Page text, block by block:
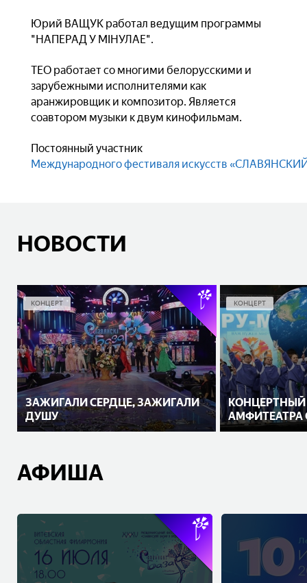
Юрий ВАЩУК работал ведущим программы
"НАПЕРАД У МІНУЛАЕ".
ТЕО работает со многими белорусскими и
зарубежными исполнителями как
аранжировщик и композитор. Является
соавтором музыки к двум кинофильмам.
Постоянный участник
Международного фестиваля искусств
НОВОСТИ
КОНЦЕРТ
ЗАЖИГАЛИ СЕРДЦЕ, ЗАЖИГАЛИ
ДУШУ
КОНЦЕРТ
КОНЦЕРТНЫЙ
АМФИТЕАТРА
АФИША